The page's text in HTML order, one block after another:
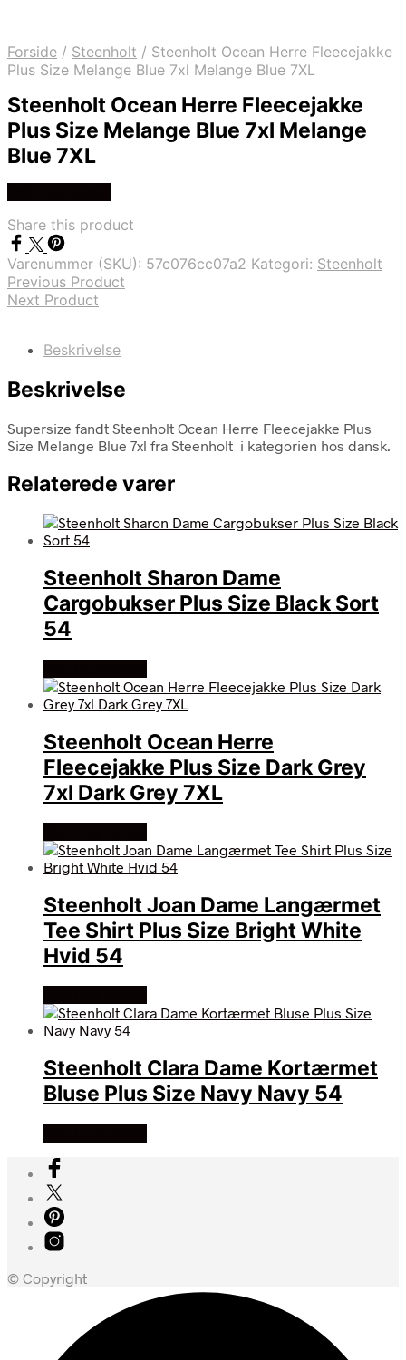
Forside / Steenholt / Steenholt Ocean Herre Fleecejakke
Plus Size Melange Blue 7xl Melange Blue 7XL
Steenholt Ocean Herre Fleecejakke
Plus Size Melange Blue 7xl Melange
Blue 7XL
Share this product
Varenummer (SKU): 57c076cc07a2 Kategori: Steenholt
Previous Product
Next Product
Beskrivelse
Beskrivelse
Supersize fandt Steenholt Ocean Herre Fleecejakke Plus
Size Melange Blue 7xl fra Steenholt i kategorien hos dansk.
Relaterede varer
Steenholt Sharon Dame
Cargobukser Plus Size Black Sort
54
Steenholt Ocean Herre
Fleecejakke Plus Size Dark Grey
7xl Dark Grey 7XL
Steenholt Joan Dame Langærmet
Tee Shirt Plus Size Bright White
Hvid 54
Steenholt Clara Dame Kortærmet
Bluse Plus Size Navy Navy 54
© Copyright